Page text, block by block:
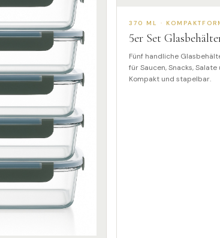
370 ML ·
5er Set
Fünf handliche
für Saucen, Snacks,
Kompakt und stapelbar.